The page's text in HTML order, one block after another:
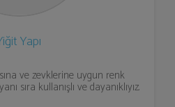
Yapı
ve zevklerine uygun renk
sıra kullanışlı ve dayanıklıyız.